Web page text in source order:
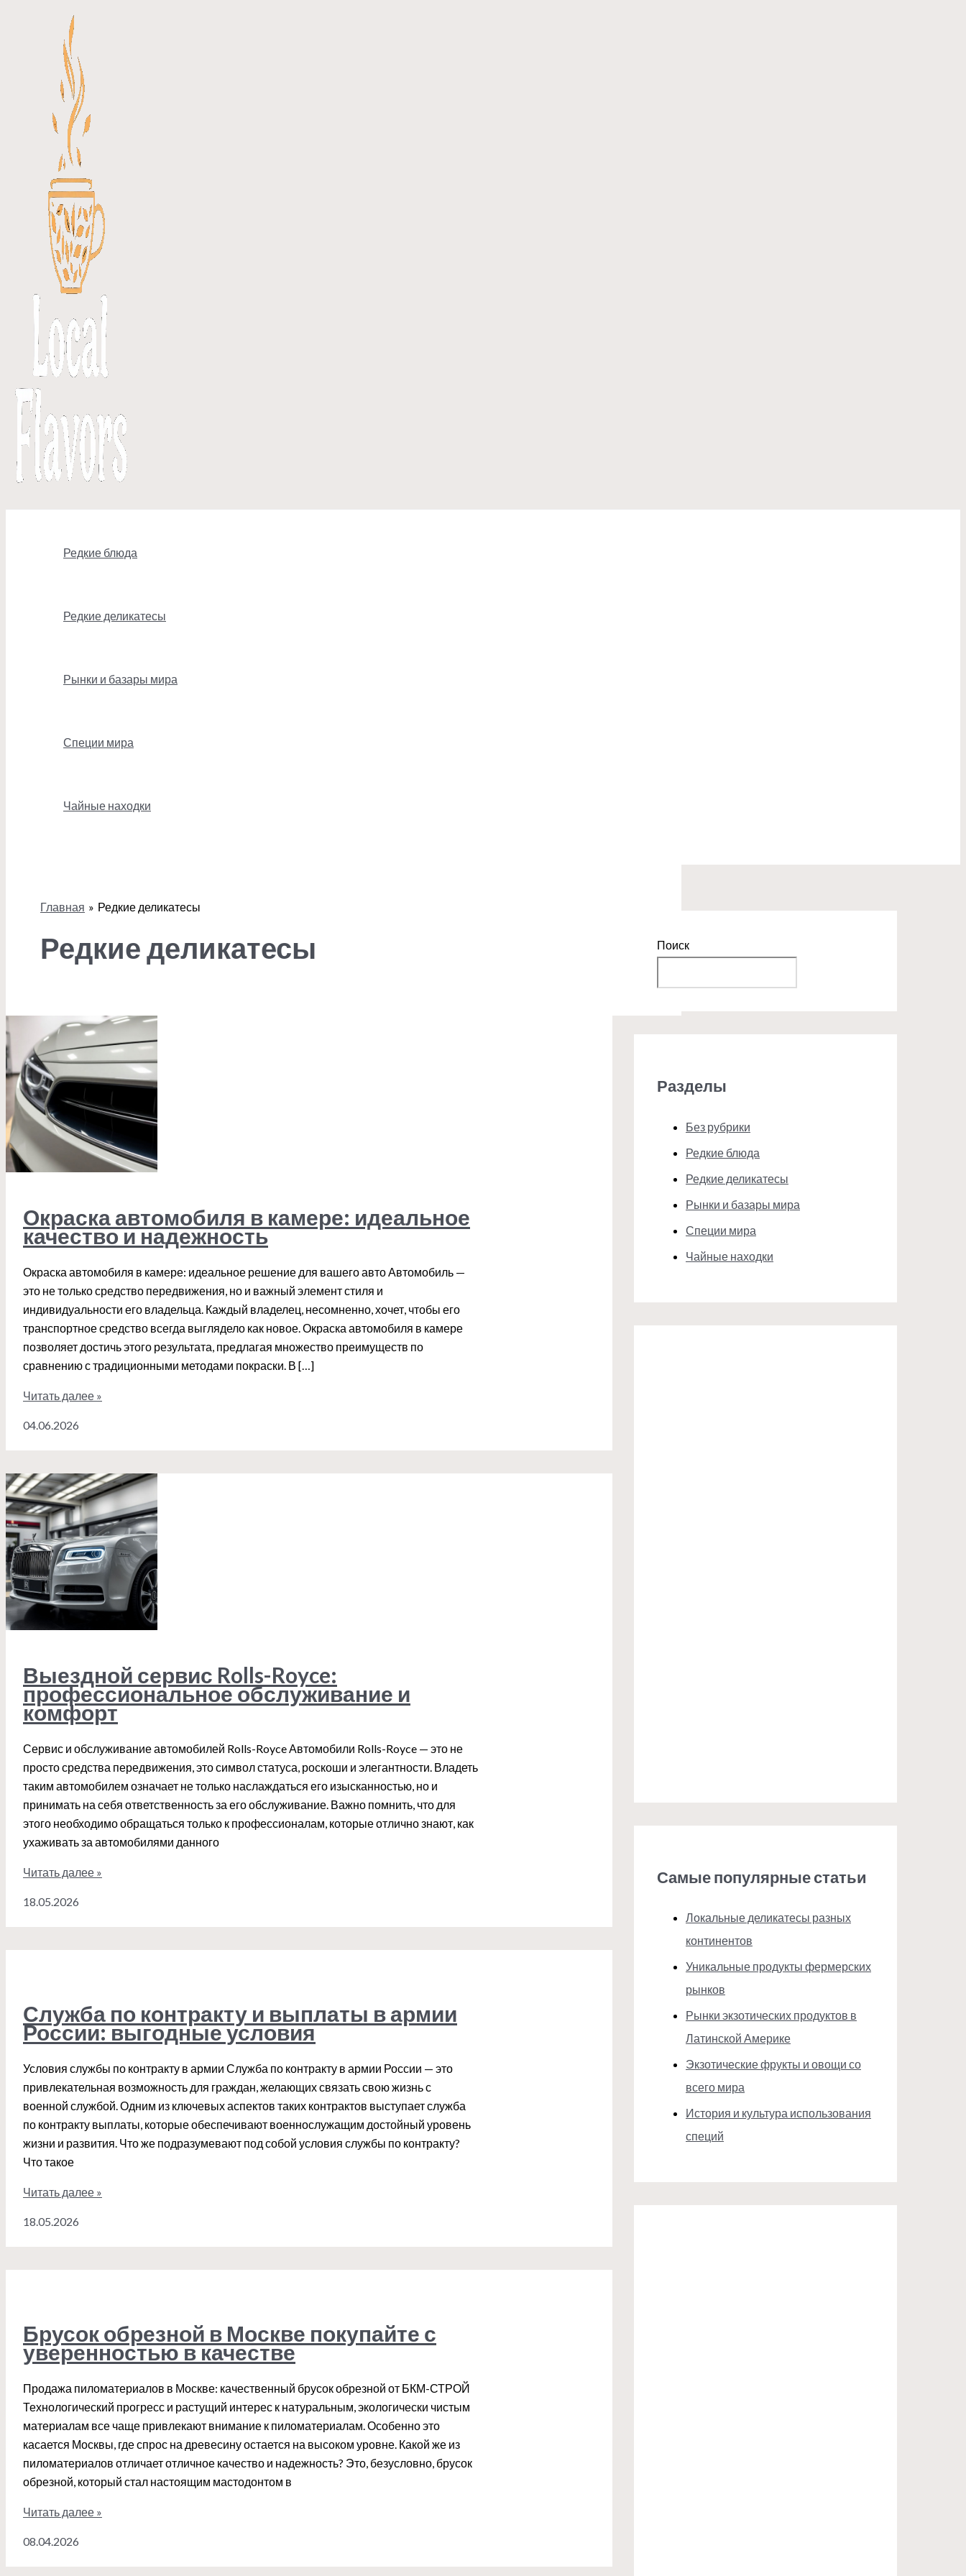
содержимому
Редкие блюда
Редкие деликатесы
Рынки и базары мира
Специи мира
Чайные находки
Главная Редкие деликатесы
Редкие деликатесы
Окраска автомобиля в камере: идеальное
качество и надежность
Окраска автомобиля в камере: идеальное решение для вашего авто Автомобиль —
это не только средство передвижения, но и важный элемент стиля и
индивидуальности его владельца. Каждый владелец, несомненно, хочет, чтобы его
транспортное средство всегда выглядело как новое. Окраска автомобиля в камере
позволяет достичь этого результата, предлагая множество преимуществ по
сравнению с традиционными методами покраски. В […]
Окраска
в
качество
и
надежность
Читать далее »
04.06.2026
Выездной сервис Rolls-Royce:
профессиональное обслуживание и
комфорт
Сервис и обслуживание автомобилей Rolls-Royce Автомобили Rolls-Royce — это не
просто средства передвижения, это символ статуса, роскоши и элегантности. Владеть
таким автомобилем означает не только наслаждаться его изысканностью, но и
принимать на себя ответственность за его обслуживание. Важно помнить, что для
этого необходимо обращаться только к профессионалам, которые отлично знают, как
ухаживать за автомобилями данного
Выездной
Rolls-
Читать далее »
18.05.2026
Служба по контракту и выплаты в армии
России: выгодные условия
Условия службы по контракту в армии Служба по контракту в армии России — это
привлекательная возможность для граждан, желающих связать свою жизнь с
военной службой. Одним из ключевых аспектов таких контрактов выступает служба
по контракту выплаты, которые обеспечивают военнослужащим достойный уровень
жизни и развития. Что же подразумевают под собой условия службы по контракту?
Что такое
Служба
контракту
выгодные
условия
Читать далее »
18.05.2026
Брусок обрезной в Москве покупайте с
уверенностью в качестве
Продажа пиломатериалов в Москве: качественный брусок обрезной от БКМ-СТРОЙ
Технологический прогресс и растущий интерес к натуральным, экологически чистым
материалам все чаще привлекают внимание к пиломатериалам. Особенно это
касается Москвы, где спрос на древесину остается на высоком уровне. Какой же из
пиломатериалов отличает отличное качество и надежность? Это, безусловно, брусок
обрезной, который стал настоящим мастодонтом в
Брусок
в
Читать далее »
08.04.2026
Поиск
Разделы
Без рубрики
Редкие блюда
Редкие деликатесы
Рынки и базары мира
Специи мира
Чайные находки
Самые популярные статьи
Локальные деликатесы разных
континентов
Уникальные продукты фермерских
рынков
Рынки экзотических продуктов в
Латинской Америке
Экзотические фрукты и овощи со
всего мира
История и культура использования
специй